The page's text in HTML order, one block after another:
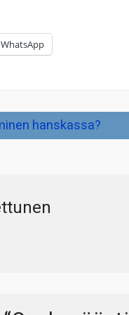
WhatsApp
hanskassa?